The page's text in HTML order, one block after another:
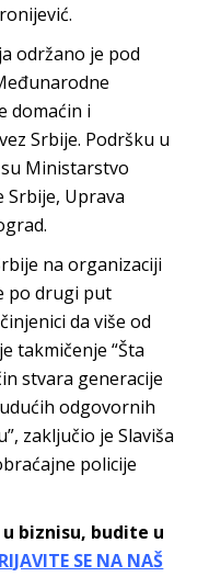
održano je pod
domaćin i
Srbije. Podršku u
Ministarstvo
Uprava
na organizaciji
po drugi put
da više od
takmičenje “Šta
stvara generacije
odgovornih
zaključio je Slaviša
policije
biznisu, budite u
SE NA NAŠ